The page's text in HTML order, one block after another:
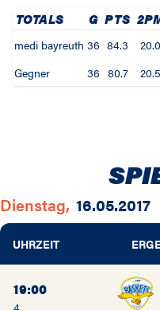
TOTALS G PTS
medi bayreuth 36 84.3 20.0
Gegner
36 80.7 20.5
Dienstag, 16.05.2017
UHRZEIT
19:00